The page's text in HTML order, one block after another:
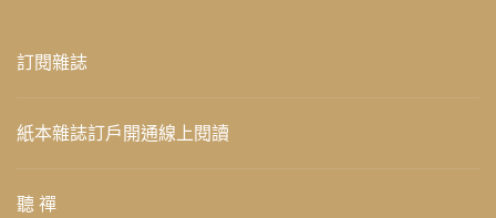
訂閱雜誌
紙本雜誌訂戶開通線上閱讀
聽 禪